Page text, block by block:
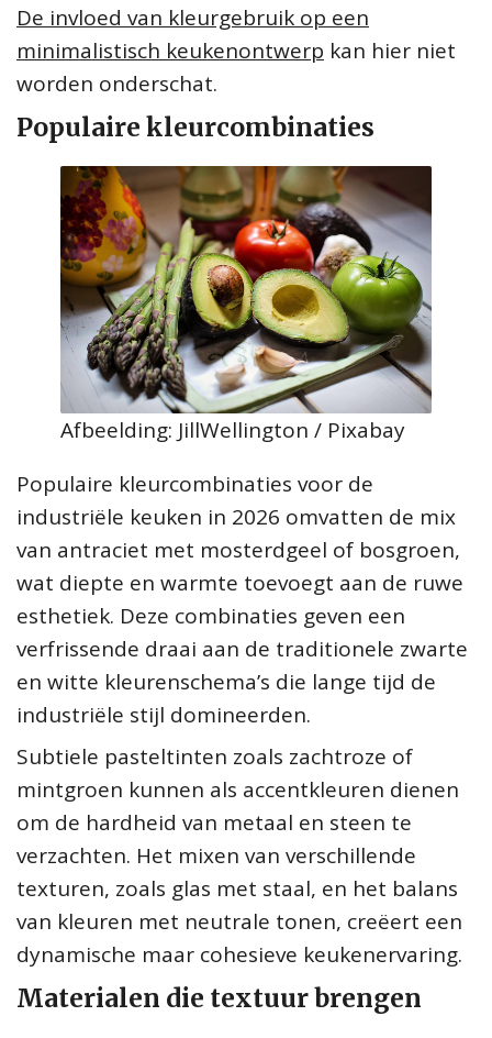
De invloed van kleurgebruik op een
minimalistisch keukenontwerp kan hier niet
worden onderschat.
Populaire kleurcombinaties
Afbeelding: JillWellington / Pixabay
Populaire kleurcombinaties voor de
industriële keuken in 2026 omvatten de mix
van antraciet met mosterdgeel of bosgroen,
wat diepte en warmte toevoegt aan de ruwe
esthetiek. Deze combinaties geven een
verfrissende draai aan de traditionele zwarte
en witte kleurenschema’s die lange tijd de
industriële stijl domineerden.
Subtiele pasteltinten zoals zachtroze of
mintgroen kunnen als accentkleuren dienen
om de hardheid van metaal en steen te
verzachten. Het mixen van verschillende
texturen, zoals glas met staal, en het balans
van kleuren met neutrale tonen, creëert een
dynamische maar cohesieve keukenervaring.
Materialen die textuur brengen